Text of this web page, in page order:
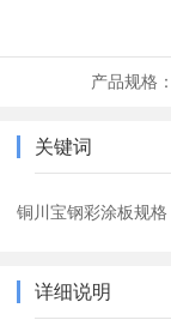
产品规格：
关键词
铜川宝钢彩涂板规格
详细说明